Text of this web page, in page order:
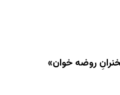
روضه خوان»